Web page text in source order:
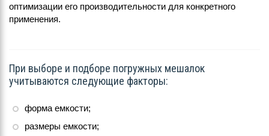
оптимизации его производительности для конкретного
применения.
При выборе и подборе погружных мешалок
учитываются следующие факторы:
форма емкости;
размеры емкости;